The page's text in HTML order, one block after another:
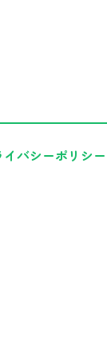
イバシーポリシー